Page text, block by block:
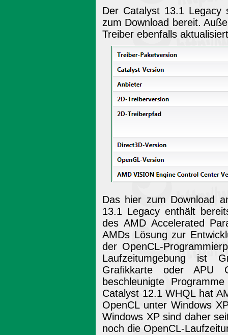
Der Catalyst 13.1
zum Download bereit.
Treiber ebenfalls
Das hier zum Download
13.1 Legacy enthält
des AMD Accelerated
AMDs Lösung zur
der OpenCL-
Laufzeitumgebung ist
Grafikkarte oder APU
beschleunigte
Catalyst 12.1 WHQL hat
OpenCL unter Windows
Windows XP sind daher
noch die OpenCL-